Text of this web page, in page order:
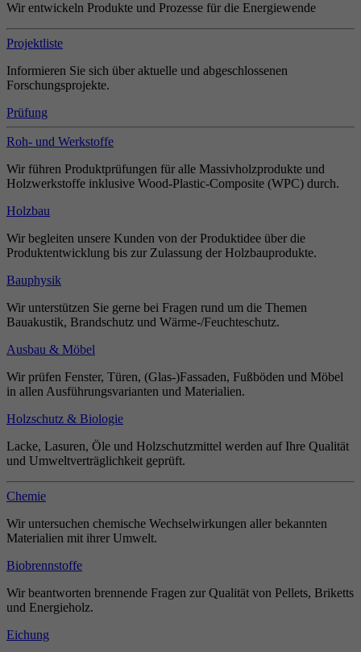
Wir entwickeln Produkte und Prozesse für die Energiewende
Projektliste
Informieren Sie sich über aktuelle und abgeschlossenen
Forschungsprojekte.
Prüfung
Roh- und Werkstoffe
Wir führen Produktprüfungen für alle Massivholzprodukte und
Holzwerkstoffe inklusive Wood-Plastic-Composite (WPC) durch.
Holzbau
Wir begleiten unsere Kunden von der Produktidee über die
Produktentwicklung bis zur Zulassung der Holzbauprodukte.
Bauphysik
Wir unterstützen Sie gerne bei Fragen rund um die Themen
Bauakustik, Brandschutz und Wärme-/Feuchteschutz.
Ausbau & Möbel
Wir prüfen Fenster, Türen, (Glas-)Fassaden, Fußböden und Möbel
in allen Ausführungsvarianten und Materialien.
Holzschutz & Biologie
Lacke, Lasuren, Öle und Holzschutzmittel werden auf Ihre Qualität
und Umweltverträglichkeit geprüft.
Chemie
Wir untersuchen chemische Wechselwirkungen aller bekannten
Materialien mit ihrer Umwelt.
Biobrennstoffe
Wir beantworten brennende Fragen zur Qualität von Pellets, Briketts
und Energieholz.
Eichung